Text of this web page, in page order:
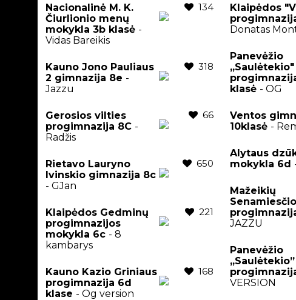
Nacionalinė M. K.
Čiurlionio menų
mokykla 3b klasė -
Vidas Bareikis
134
Klaipėdos
Donatas
Panevėžio
,,Saulėtekio"
klasė - OG
Kauno Jono Pauliaus
2 gimnazija 8e -
Jazzu
318
Gerosios vilties
progimnazija 8C -
Radžis
66
Ventos
10klasė -
Alytaus
mokykla 6d
Rietavo Lauryno
Ivinskio gimnazija 8c
- GJan
650
Mažeikių
Senamiesčio
JAZZU
Klaipėdos Gedminų
progimnazijos
mokykla 6c - 8
kambarys
221
Panevėžio
,,Saulėtekio”
VERSION
Kauno Kazio Griniaus
progimnazija 6d
klase - Og version
168